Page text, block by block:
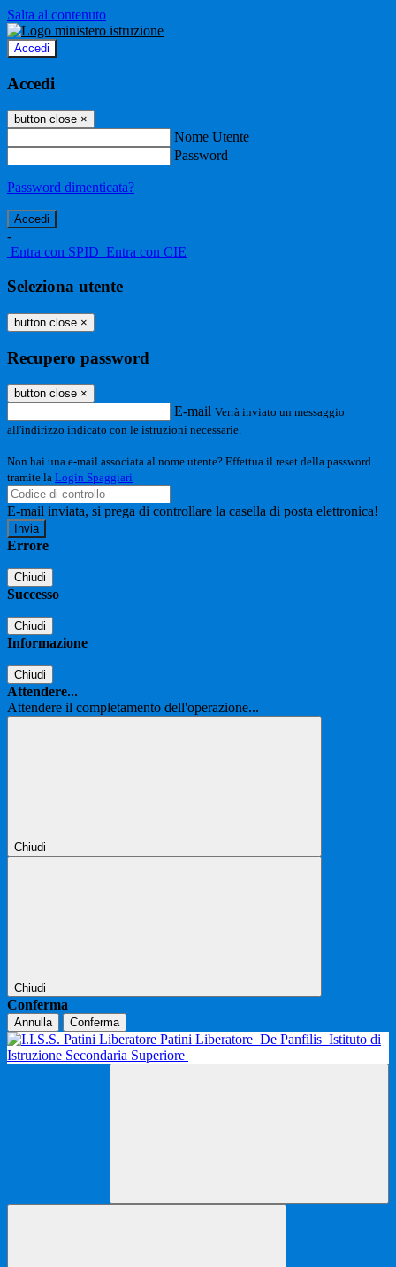
Salta al contenuto
Accedi
Accedi
button close ×
Nome Utente
Password
Password dimenticata?
-
Entra con SPID Entra con CIE
Seleziona utente
button close ×
Recupero password
button close ×
E-mail Verrà inviato un messaggio
all'indirizzo indicato con le istruzioni necessarie.
Non hai una e-mail associata al nome utente? Effettua il reset della password
tramite la Login Spaggiari
E-mail inviata, si prega di controllare la casella di posta elettronica!
Errore
Chiudi
Successo
Chiudi
Informazione
Chiudi
Attendere...
Attendere il completamento dell'operazione...
Chiudi
Chiudi
Conferma
Annulla Conferma
Patini Liberatore De Panfilis Istituto di
Istruzione Secondaria Superiore